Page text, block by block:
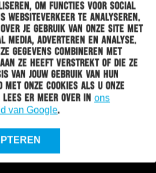
om functies voor social
websiteverkeer te analyseren.
je gebruik van onze site met
media, adverteren en analyse.
gegevens combineren met
ze heeft verstrekt of die ze
van jouw gebruik van hun
met onze cookies als u onze
er meer over in ons
van Google.
INSCHRIJVEN
TICKETS